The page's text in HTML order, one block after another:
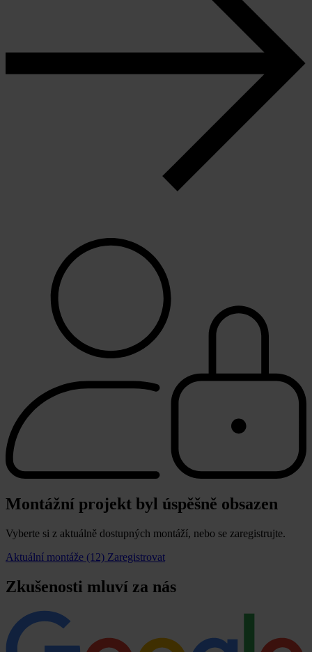
Montážní projekt byl úspěšně obsazen
Vyberte si z aktuálně dostupných montáží, nebo se zaregistrujte.
Aktuální montáže (12) Zaregistrovat
Zkušenosti mluví za nás